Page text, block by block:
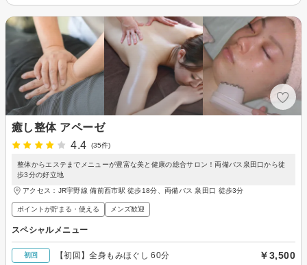
癒し整体 アペーゼ
4.4
(35件)
整体からエステまでメニューが豊富な美と健康の総合サロン！両備バス泉田口から徒
歩3分の好立地
アクセス：JR宇野線 備前西市駅 徒歩18分、両備バス 泉田口 徒歩3分
ポイントが貯まる・使える メンズ歓迎
スペシャルメニュー
初回 【初回】全身もみほぐし 60分 ￥3,500